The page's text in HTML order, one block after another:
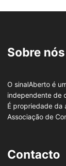
Sobre nós
O sinalAberto é
independente de
É propriedade da
Associação de
Contacto